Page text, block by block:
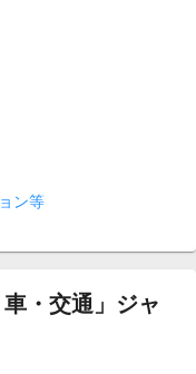
ン等
・交通」ジャ